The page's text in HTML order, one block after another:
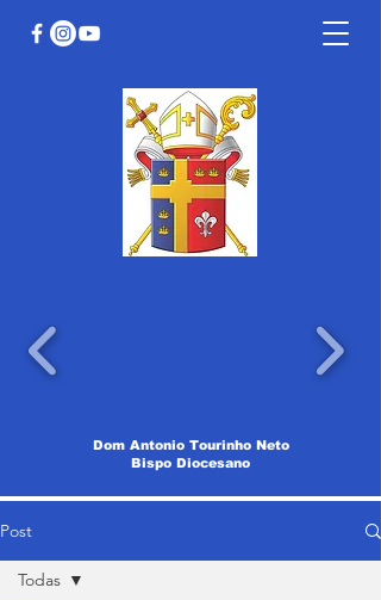
Dom Antonio Tourinho Neto
Bispo Diocesano
Post
Todas